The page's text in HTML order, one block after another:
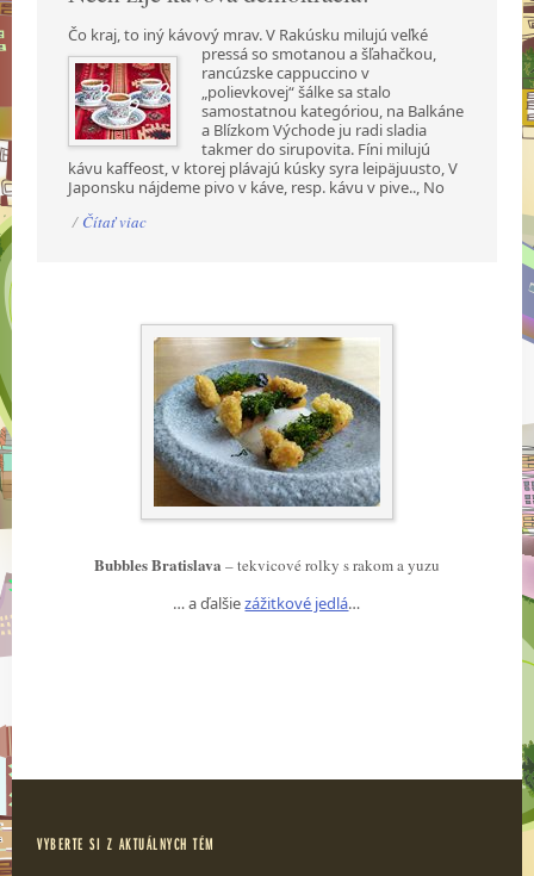
Čo kraj, to iný kávový mrav. V Rakúsku milujú veľké
pressá so smotanou a šľahačkou,
rancúzske cappuccino v
„polievkovej“ šálke sa stalo
samostatnou kategóriou, na Balkáne
a Blízkom Východe ju radi sladia
takmer do sirupovita. Fíni milujú
kávu kaffeost, v ktorej plávajú kúsky syra leipäjuusto, V
Japonsku nájdeme pivo v káve, resp. kávu v pive.., No
/ Čítať viac
Bubbles Bratislava – tekvicové rolky s rakom a yuzu
… a ďalšiezážitkové jedlá…
VYBERTE SI Z AKTUÁLNYCH TÉM